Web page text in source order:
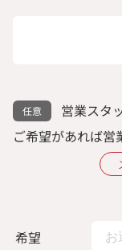
営業スタ
ご希望があれば営
希望